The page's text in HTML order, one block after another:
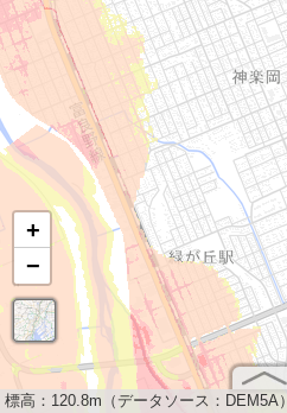
+
−
標高： 120.8m（データソース：DEM5A）